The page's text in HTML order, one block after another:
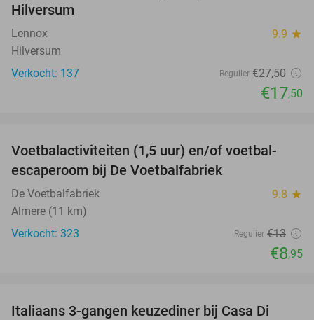
Hilversum
Lennox 9.9 star
Hilversum
Verkocht: 137
Regulier €27,50
€17,50
31%
Voetbalactiviteiten (1,5 uur) en/of voetbal-
escaperoom bij De Voetbalfabriek
De Voetbalfabriek 9.8 star
Almere (11 km)
Verkocht: 323
Regulier €13
€8,95
Italiaans 3-gangen keuzediner bij Casa Di